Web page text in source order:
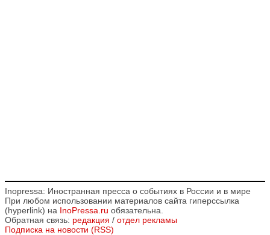
Inopressa: Иностранная пресса о событиях в России и в мире
При любом использовании материалов сайта гиперссылка
(hyperlink) на InoPressa.ru обязательна.
Обратная связь: редакция / отдел рекламы
Подписка на новости (RSS)